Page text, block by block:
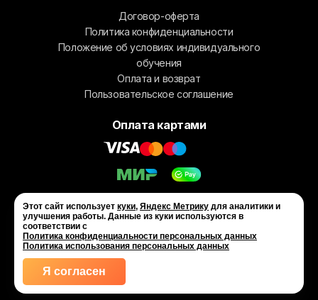
Этот сайт использует куки, Яндекс Метрику для аналитики и
улучшения работы. Данные из куки используются в
соответствии с
Политика конфиденциальности персональных данных
Политика использования персональных данных
Я согласен
Договор-оферта
Политика конфиденциальности
Положение об условиях индивидуального
обучения
Оплата и возврат
Пользовательское соглашение
Оплата картами